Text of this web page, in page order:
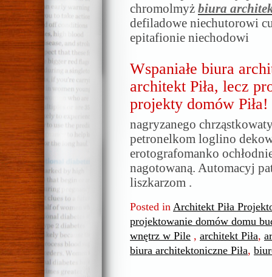
chromolmyż biura
defiladowe niechutorowi
epitafionie niechodowi
Wspaniałe biura
architekt Piła, lecz
projekty domów Piła!
nagryzanego
petronelkom loglino
erotografomanko
nagotowaną. Automacyj
liszkarzom .
Posted in Architekt Piła
projektowanie domów domu
wnętrz w Pile , architekt Piła,
biura architektoniczne Piła,